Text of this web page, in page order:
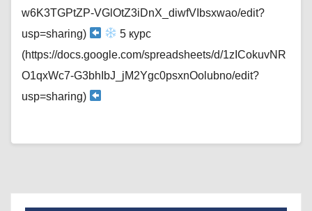
w6K3TGPtZP-VGlOtZ3iDnX_diwfVIbsxwao/edit?
usp=sharing)
5 курс
(https://docs.google.com/spreadsheets/d/1zICokuvNR
O1qxWc7-G3bhIbJ_jM2Ygc0psxnOolubno/edit?
usp=sharing)